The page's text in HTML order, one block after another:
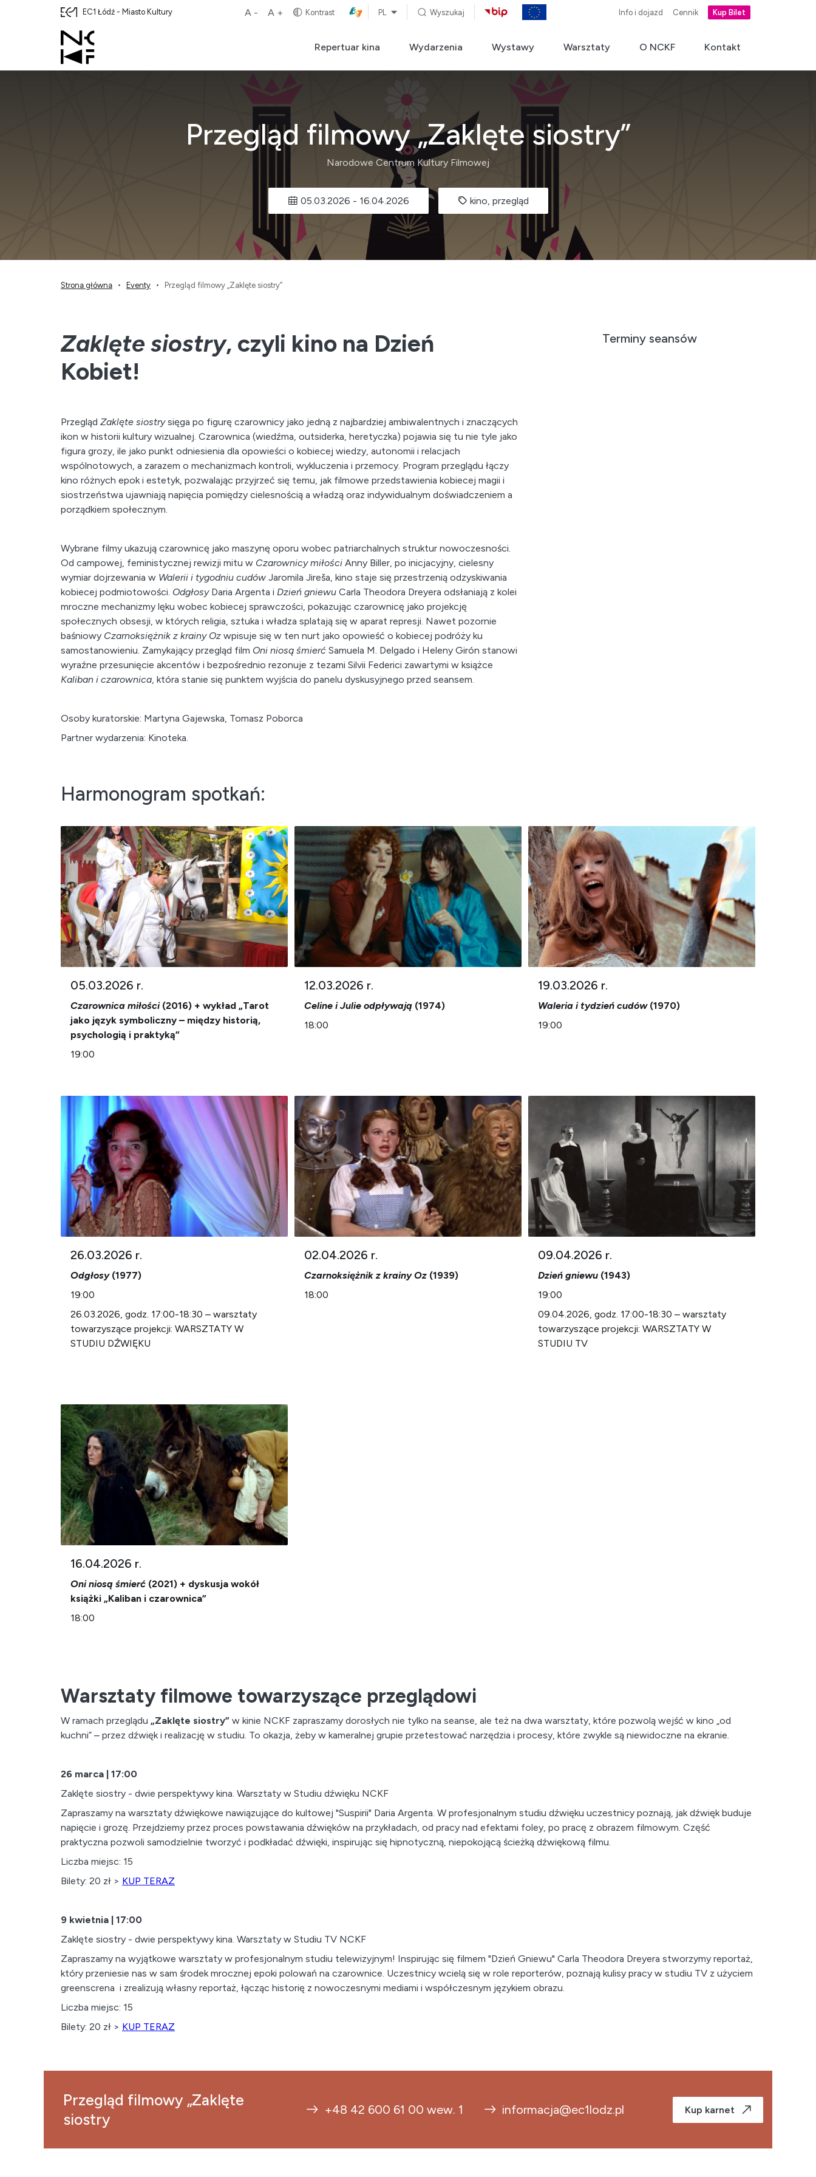
EC1 Łódź - Miasto Kultury A - A + Kontrast PL Wyszukaj Info i dojazd Cennik Kup Bilet
Repertuar kina Wydarzenia Wystawy Warsztaty O NCKF Kontakt
Przegląd filmowy „Zaklęte siostry”
Narodowe Centrum Kultury Filmowej
05.03.2026 - 16.04.2026 kino, przegląd
Strona główna Eventy Przegląd filmowy „Zaklęte siostry”
Zaklęte siostry, czyli kino na Dzień
Kobiet!
Przegląd Zaklęte siostrysięga po figurę czarownicy jako jedną z najbardziej ambiwalentnych i znaczących
ikon w historii kultury wizualnej. Czarownica (wiedźma, outsiderka, heretyczka) pojawia się tu nie tyle jako
figura grozy, ile jako punkt odniesienia dla opowieści o kobiecej wiedzy, autonomii i relacjach
wspólnotowych, a zarazem o mechanizmach kontroli, wykluczenia i przemocy. Program przeglądu łączy
kino różnych epok i estetyk, pozwalając przyjrzeć się temu, jak filmowe przedstawienia kobiecej magii i
siostrzeństwa ujawniają napięcia pomiędzy cielesnością a władzą oraz indywidualnym doświadczeniem a
porządkiem społecznym.
Wybrane filmy ukazują czarownicę jako maszynę oporu wobec patriarchalnych struktur nowoczesności.
Od campowej, feministycznej rewizji mitu w Czarownicy miłości Anny Biller, po inicjacyjny, cielesny
wymiar dojrzewania w Walerii i tygodniu cudów Jaromila Jireša, kino staje się przestrzenią odzyskiwania
kobiecej podmiotowości. OdgłosyDaria Argenta i Dzień gniewu Carla Theodora Dreyera odsłaniają z kolei
mroczne mechanizmy lęku wobec kobiecej sprawczości, pokazując czarownicę jako projekcję
społecznych obsesji, w których religia, sztuka i władza splatają się w aparat represji. Nawet pozornie
baśniowy Czarnoksiężnik z krainy Oz wpisuje się w ten nurt jako opowieść o kobiecej podróży ku
samostanowieniu. Zamykający przegląd film Oni niosą śmierć Samuela M. Delgado i Heleny Girón stanowi
wyraźne przesunięcie akcentów i bezpośrednio rezonuje z tezami Silvii Federici zawartymi w książce
Kaliban i czarownica, która stanie się punktem wyjścia do panelu dyskusyjnego przed seansem.
Osoby kuratorskie: Martyna Gajewska, Tomasz Poborca
Partner wydarzenia: Kinoteka.
Terminy seansów
Harmonogram spotkań:
05.03.2026 r.
Czarownica miłości(2016) + wykład „Tarot
jako język symboliczny – między historią,
psychologią i praktyką”
19:00
12.03.2026 r.
Celine i Julie odpływają (1974)
18:00
19.03.2026 r.
Waleria i tydzień cudów(1970)
19:00
26.03.2026 r.
Odgłosy(1977)
19:00
26.03.2026, godz. 17:00-18:30 – warsztaty
towarzyszące projekcji: WARSZTATY W
STUDIU DŹWIĘKU
02.04.2026 r.
Czarnoksiężnik z krainy Oz (1939)
18:00
09.04.2026 r.
Dzień gniewu (1943)
19:00
09.04.2026, godz. 17:00-18:30 – warsztaty
towarzyszące projekcji: WARSZTATY W
STUDIU TV
16.04.2026 r.
Oni niosą śmierć (2021) + dyskusja wokół
książki „Kaliban i czarownica”
18:00
Warsztaty filmowe towarzyszące przeglądowi
W ramach przeglądu „Zaklęte siostry” w kinie NCKF zapraszamy dorosłych nie tylko na seanse, ale też na dwa warsztaty, które pozwolą wejść w kino „od
kuchni” – przez dźwięk i realizację w studiu. To okazja, żeby w kameralnej grupie przetestować narzędzia i procesy, które zwykle są niewidoczne na ekranie.
26 marca | 17:00
Zaklęte siostry - dwie perspektywy kina. Warsztaty w Studiu dźwięku NCKF
Zapraszamy na warsztaty dźwiękowe nawiązujące do kultowej "Suspirii" Daria Argenta. W profesjonalnym studiu dźwięku uczestnicy poznają, jak dźwięk buduje
napięcie i grozę. Przejdziemy przez proces powstawania dźwięków na przykładach, od pracy nad efektami foley, po pracę z obrazem filmowym. Część
praktyczna pozwoli samodzielnie tworzyć i podkładać dźwięki, inspirując się hipnotyczną, niepokojącą ścieżką dźwiękową filmu.
Liczba miejsc: 15
Bilety: 20 zł > KUP TERAZ
9 kwietnia | 17:00
Zaklęte siostry - dwie perspektywy kina. Warsztaty w Studiu TV NCKF
Zapraszamy na wyjątkowe warsztaty w profesjonalnym studiu telewizyjnym! Inspirując się filmem "Dzień Gniewu" Carla Theodora Dreyera stworzymy reportaż,
który przeniesie nas w sam środek mrocznej epoki polowań na czarownice. Uczestnicy wcielą się w role reporterów, poznają kulisy pracy w studiu TV z użyciem
greenscrena i zrealizują własny reportaż, łącząc historię z nowoczesnymi mediami i współczesnym językiem obrazu.
Liczba miejsc: 15
Bilety: 20 zł > KUP TERAZ
Przegląd filmowy „Zaklęte
siostry
+48 42 600 61 00 wew. 1 informacja@ec1lodz.pl Kup karnet